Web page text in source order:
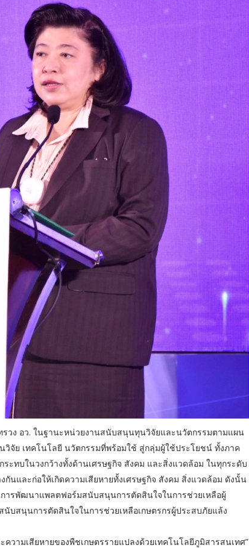
รวง อว. ในฐานะหน่วยงานสนับสนุนทุนวิจัยและนวัตกรรมตามแผน
จัย เทคโนโลยี นวัตกรรมที่พร้อมใช้ สู่กลุ่มผู้ใช้ประโยชน์ ทั้งภาค
ะทบในวงกว้างทั้งด้านเศรษฐกิจ สังคม และสิ่งแวดล้อม ในทุกระดับ
และก่อให้เกิดความเสียหายทั้งเศรษฐกิจ สังคม สิ่งแวดล้อม ดังนั้น
ารพัฒนาแพลตฟอร์มสนับสนุนการตัดสินใจในการช่วยเหลือผู้
สนุนการตัดสินใจในการช่วยเหลือเกษตรกรผู้ประสบภัยแล้ง
วามเสียหายของพืชเกษตรรายแปลงด้วยเทคโนโลยีภูมิสารสนเทศ”